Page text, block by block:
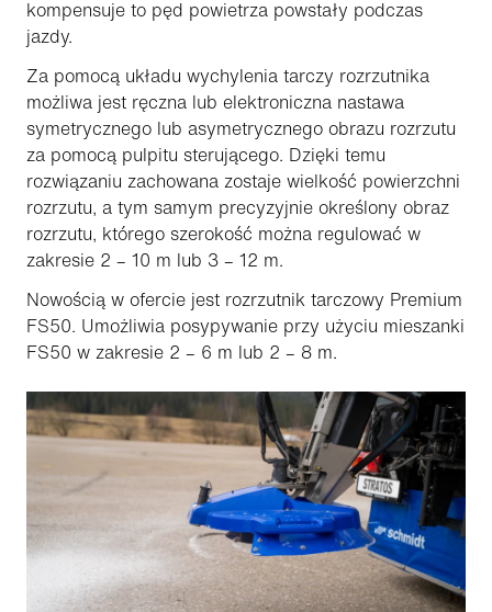
kompensuje to pęd powietrza powstały podczas
jazdy.
Za pomocą układu wychylenia tarczy rozrzutnika
możliwa jest ręczna lub elektroniczna nastawa
symetrycznego lub asymetrycznego obrazu rozrzutu
za pomocą pulpitu sterującego. Dzięki temu
rozwiązaniu zachowana zostaje wielkość powierzchni
rozrzutu, a tym samym precyzyjnie określony obraz
rozrzutu, którego szerokość można regulować w
zakresie 2 – 10 m lub 3 – 12 m.
Nowością w ofercie jest rozrzutnik tarczowy Premium
FS50. Umożliwia posypywanie przy użyciu mieszanki
FS50 w zakresie 2 – 6 m lub 2 – 8 m.